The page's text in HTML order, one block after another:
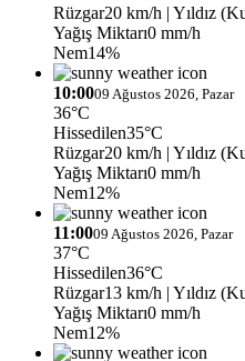
Rüzgar20 km/h | Yıldız
Yağış Miktarı0 mm/h
Nem14%
10:0009 Ağustos 2026, Pazar
36°C
Hissedilen35°C
Rüzgar20 km/h | Yıldız
Yağış Miktarı0 mm/h
Nem12%
11:0009 Ağustos 2026, Pazar
37°C
Hissedilen36°C
Rüzgar13 km/h | Yıldız
Yağış Miktarı0 mm/h
Nem12%